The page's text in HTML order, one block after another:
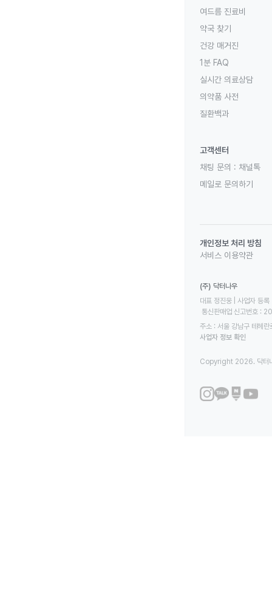
여드름 진료비
약국 찾기
건강 매거진
1분 FAQ
실시간 의료상담
의약품 사전
질환백과
고객센터
채팅 문의 : 채널톡
메일로 문의하기
개인정보 처리 방침
서비스 이용약관
(주) 닥터나우
대표 정진웅 | 사업자
통신판매업 신고번호
주소 : 서울 강남구 테헤
사업자 정보 확인
Copyright 2026. 닥터